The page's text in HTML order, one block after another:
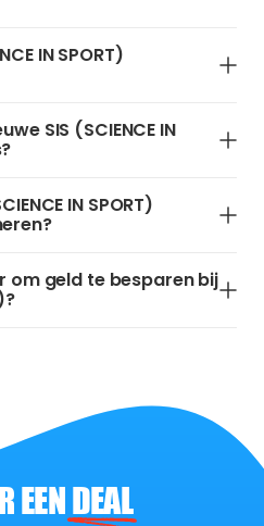
IN SPORT)
SIS (SCIENCE IN
IN SPORT)
om geld te besparen bij
EENDEAL